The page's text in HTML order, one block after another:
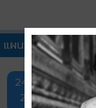
แผนพัฒนาท้องถิ่น
24 ก.ค.
2569
แผนพั
32/